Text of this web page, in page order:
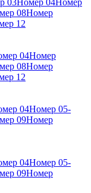
03Номер 04Номер
08Номер
12
04Номер
08Номер
12
04Номер 05-
09Номер
04Номер 05-
09Номер